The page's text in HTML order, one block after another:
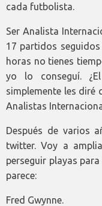
cada futbolista.
Ser Analista
17 partidos seguidos
horas no tienes
yo lo conseguí.
simplemente les diré
Analistas
Después de varios
twitter. Voy a
perseguir playas
parece:
Fred Gwynne.